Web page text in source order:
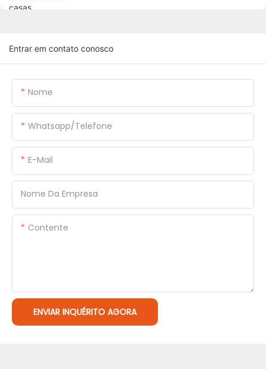
Entrar em contato conosco
Nome
Whatsapp/Telefone
E-Mail
Nome Da Empresa
Contente
ENVIAR INQUÉRITO AGORA